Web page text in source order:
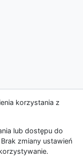
korzystania z
lub dostępu do
zmiany ustawień